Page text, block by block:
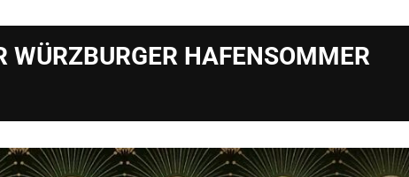
WÜRZBURGER HAFENSOMMER